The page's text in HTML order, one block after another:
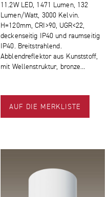
11.2W LED, 1471 Lumen, 132
Lumen/Watt, 3000 Kelvin.
H=120mm, CRI>90, UGR<22,
deckenseitig IP40 und raumseitig
IP40. Breitstrahlend.
Abblendreflektor aus Kunststoff,
mit Wellenstruktur, bronze…